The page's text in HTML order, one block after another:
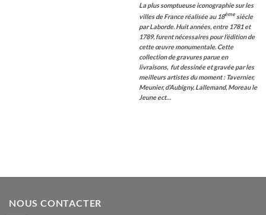
La plus somptueuse iconographie sur les
villes de France réalisée au 18èmesiècle
par Laborde. Huit années, entre 1781 et
1789, furent nécessaires pour l’édition de
cette œuvre monumentale. Cette
collection de gravures parue en
livraisons, fut dessinée et gravée par les
meilleurs artistes du moment : Tavernier,
Meunier, d’Aubigny, Lallemand, Moreau le
Jeune ect…
NOUS CONTACTER